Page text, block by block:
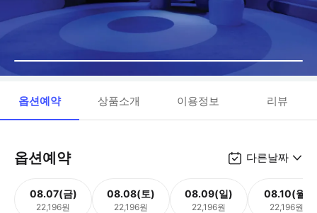
옵션예약 상품소개 이용정보 리뷰
옵션예약 다른날짜
08.07(금)
22,196원
08.08(토)
22,196원
08.09(일)
22,196원
08.10(월)
22,196원